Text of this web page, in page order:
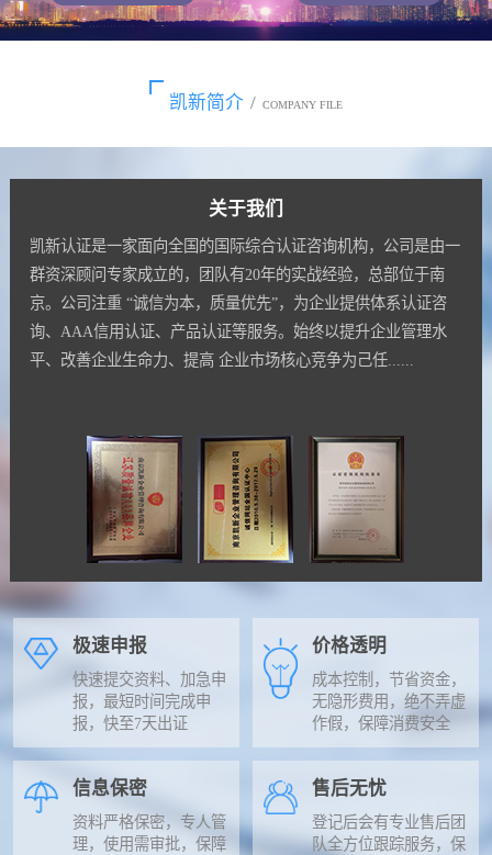
凯新简介 / COMPANY FILE
关于我们
凯新认证是一家面向全国的国际综合认证咨询机构，公司是由一
群资深顾问专家成立的，团队有20年的实战经验，总部位于南
京。公司注重 “诚信为本，质量优先”，为企业提供体系认证咨
询、AAA信用认证、产品认证等服务。始终以提升企业管理水
平、改善企业生命力、提高 企业市场核心竞争为己任......
极速申报
快速提交资料、加急申
报，最短时间完成申
报，快至7天出证
价格透明
成本控制，节省资金，
无隐形费用，绝不弄虚
作假，保障消费安全
信息保密
资料严格保密，专人管
理，使用需审批，保障
售后无忧
登记后会有专业售后团
队全方位跟踪服务，保